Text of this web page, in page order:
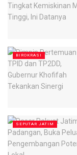
BIROKRASI
SEPUTAR JATIM